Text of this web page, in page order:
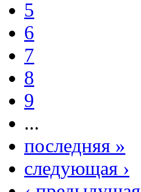
5
6
7
8
9
...
последняя »
следующая ›